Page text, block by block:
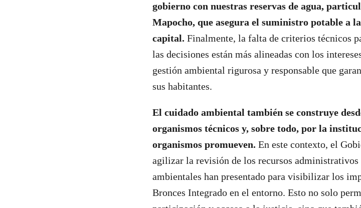
gobierno con nuestras reservas de agua,
Mapocho, que asegura el suministro potable a
capital. Finalmente, la falta de criterios técnicos
las decisiones están más alineadas con los
gestión ambiental rigurosa y responsable que
sus habitantes.
El cuidado ambiental también se construye
organismos técnicos y, sobre todo, por la
organismos promueven. En este contexto, el
agilizar la revisión de los recursos administrativos
ambientales han presentado para visibilizar los
Bronces Integrado en el entorno. Esto no solo